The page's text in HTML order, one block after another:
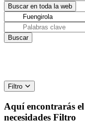
Filtro
Aquí encontrarás
necesidades Filtro